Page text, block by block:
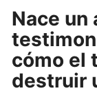
Nace un
cómo el
destruir